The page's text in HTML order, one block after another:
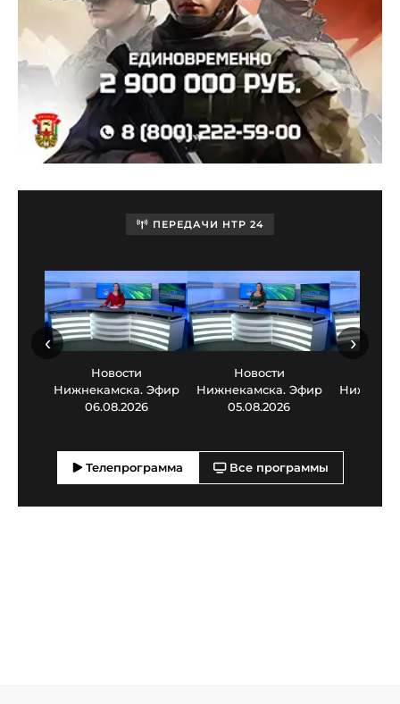
ПЕРЕДАЧИ НТР 24
Новости
Нижнекамска. Эфир
06.08.2026
Новости
Нижнекамска. Эфир
05.08.2026
‹ ›
Телепрограмма Все программы